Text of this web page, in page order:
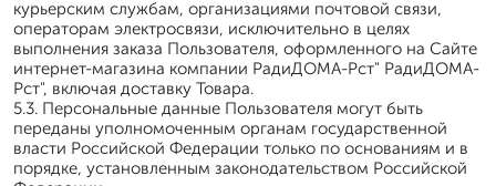
курьерским службам, организациями почтовой связи,
операторам электросвязи, исключительно в целях
выполнения заказа Пользователя, оформленного на Сайте
интернет-магазина компании РадиДОМА-Рст" РадиДОМА-
Рст", включая доставку Товара.
5.3. Персональные данные Пользователя могут быть
переданы уполномоченным органам государственной
власти Российской Федерации только по основаниям и в
порядке, установленным законодательством Российской